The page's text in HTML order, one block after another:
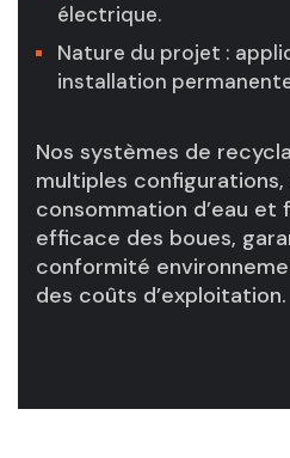
électrique.
Nature du projet :
installation
Nos systèmes de
multiples
consommation d’eau
efficace des boues,
conformité
des coûts d’exploitation.